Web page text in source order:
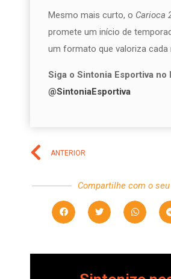
Mesmo mais curto, o Carioca
promete um início de
um formato que valoriza cada
Siga o Sintonia Esportiva no
@SintoniaEsportiva
ANTERIOR
Compartilhe com o